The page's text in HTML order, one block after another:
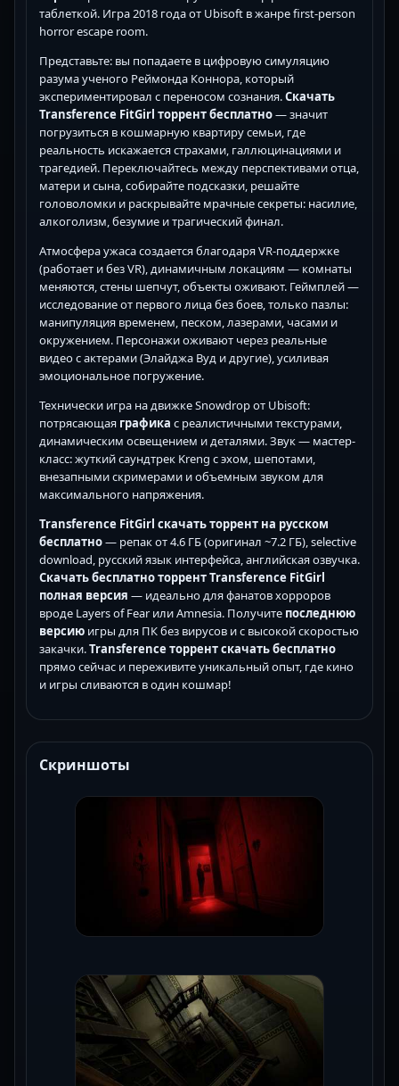
таблеткой. Игра 2018 года от Ubisoft в жанре first-person
horror escape room.
Представьте: вы попадаете в цифровую симуляцию
разума ученого Реймонда Коннора, который
экспериментировал с переносом сознания.Скачать
Transference FitGirl торрент бесплатно— значит
погрузиться в кошмарную квартиру семьи, где
реальность искажается страхами, галлюцинациями и
трагедией. Переключайтесь между перспективами отца,
матери и сына, собирайте подсказки, решайте
головоломки и раскрывайте мрачные секреты: насилие,
алкоголизм, безумие и трагический финал.
Атмосфера ужаса создается благодаря VR-поддержке
(работает и без VR), динамичным локациям — комнаты
меняются, стены шепчут, объекты оживают. Геймплей —
исследование от первого лица без боев, только пазлы:
манипуляция временем, песком, лазерами, часами и
окружением. Персонажи оживают через реальные
видео с актерами (Элайджа Вуд и другие), усиливая
эмоциональное погружение.
Технически игра на движке Snowdrop от Ubisoft:
потрясающая графика с реалистичными текстурами,
динамическим освещением и деталями. Звук — мастер-
класс: жуткий саундтрек Kreng с эхом, шепотами,
внезапными скримерами и объемным звуком для
максимального напряжения.
Transference FitGirl скачать торрент на русском
бесплатно— репак от 4.6 ГБ (оригинал ~7.2 ГБ), selective
download, русский язык интерфейса, английская озвучка.
Скачать бесплатно торрент Transference FitGirl
полная версия — идеально для фанатов хорроров
вроде Layers of Fear или Amnesia. Получите последнюю
версию игры для ПК без вирусов и с высокой скоростью
закачки.Transference торрент скачать бесплатно
прямо сейчас и переживите уникальный опыт, где кино
и игры сливаются в один кошмар!
Скриншоты